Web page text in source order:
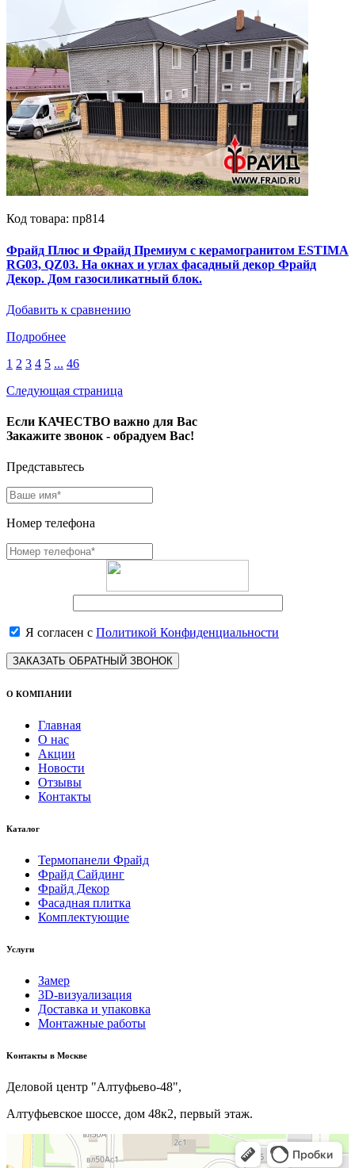
Код товара: пр814
Фрайд Плюс и Фрайд Премиум с керамогранитом ESTIMA
RG03, QZ03. На окнах и углах фасадный декор Фрайд
Декор. Дом газосиликатный блок.
Добавить к сравнению
Подробнее
1 2 3 4 5 ... 46
Следующая страница
Если КАЧЕСТВО важно для Вас
Закажите звонок - обрадуем Вас!
Представьтесь
Номер телефона
Я согласен с Политикой Конфиденциальности
ЗАКАЗАТЬ ОБРАТНЫЙ ЗВОНОК
О КОМПАНИИ
Главная
О нас
Акции
Новости
Отзывы
Контакты
Каталог
Термопанели Фрайд
Фрайд Сайдинг
Фрайд Декор
Фасадная плитка
Комплектующие
Услуги
Замер
3D-визуализация
Доставка и упаковка
Монтажные работы
Kонтакты в Москве
Деловой центр "Алтуфьево-48",
Алтуфьевское шоссе, дом 48к2, первый этаж.